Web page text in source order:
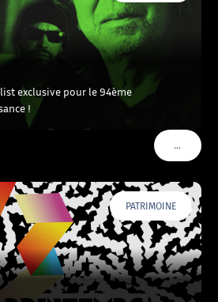
exclusive pour le 94ème
!
…VOIR
PATRIMOINE